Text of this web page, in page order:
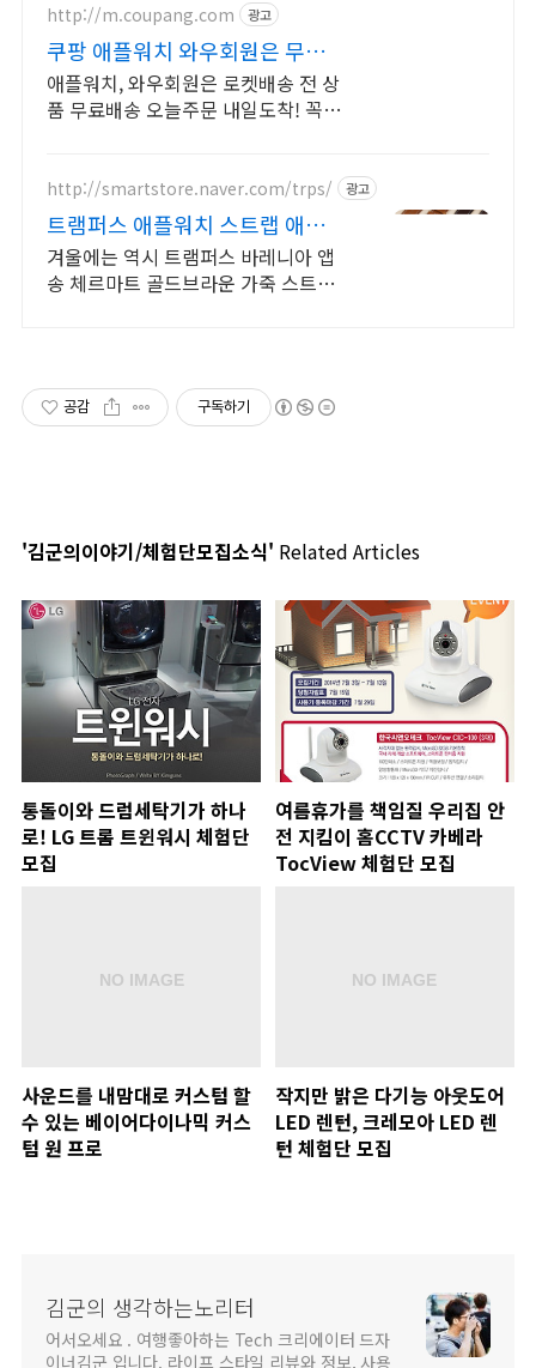
http://m.coupang.com 광고
쿠팡 애플워치 와우회원은 무제한
무료 배송
애플워치, 와우회원은 로켓배송 전 상
품 무료배송 오늘주문 내일도착! 꼭 필
http://smartstore.naver.com/trps/ 광고
트램퍼스 애플워치 스트랩 애플워
치스트랩 트램퍼스 가죽
겨울에는 역시 트램퍼스 바레니아 앱
송 체르마트 골드브라운 가죽 스트랩
공감 구독하기
'김군의이야기/체험단모집소식' Related Articles
통돌이와 드럼세탁기가 하나
로! LG 트롬 트윈워시 체험단
모집
여름휴가를 책임질 우리집 안
전 지킴이 홈CCTV 카베라
TocView 체험단 모집
사운드를 내맘대로 커스텀 할
수 있는 베이어다이나믹 커스
텀 원 프로
작지만 밝은 다기능 아웃도어
LED 렌턴, 크레모아 LED 렌
턴 체험단 모집
김군의 생각하는노리터
어서오세요 . 여행좋아하는 Tech 크리에이터 드자
이너김군 입니다. 라이프 스타일 리뷰와 정보, 사용